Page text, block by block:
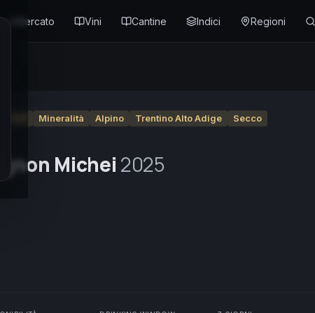
Mercato Vini Cantine Indici Regioni
Mineralità Alpino Trentino Alto Adige Secco
Michei 2025